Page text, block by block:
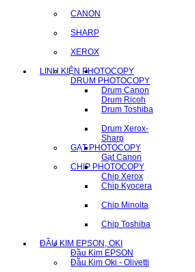
CANON
SHARP
XEROX
LINH KIỆN PHOTOCOPY
DRUM PHOTOCOPY
Drum Canon
Drum Ricoh
Drum Toshiba
Drum Xerox-
Sharp
GẠT PHOTOCOPY
Gạt Canon
CHIP PHOTOCOPY
Chip Xerox
Chip Kyocera
Chip Minolta
Chip Toshiba
ĐẦU KIM EPSON, OKI
Đầu Kim EPSON
Đầu Kim Oki - Olivetti